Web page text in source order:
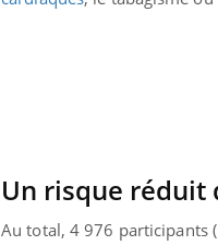
Un risque réduit
Au total, 4 976 participants